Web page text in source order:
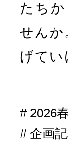
たち
せんか
げてい
2026
企画